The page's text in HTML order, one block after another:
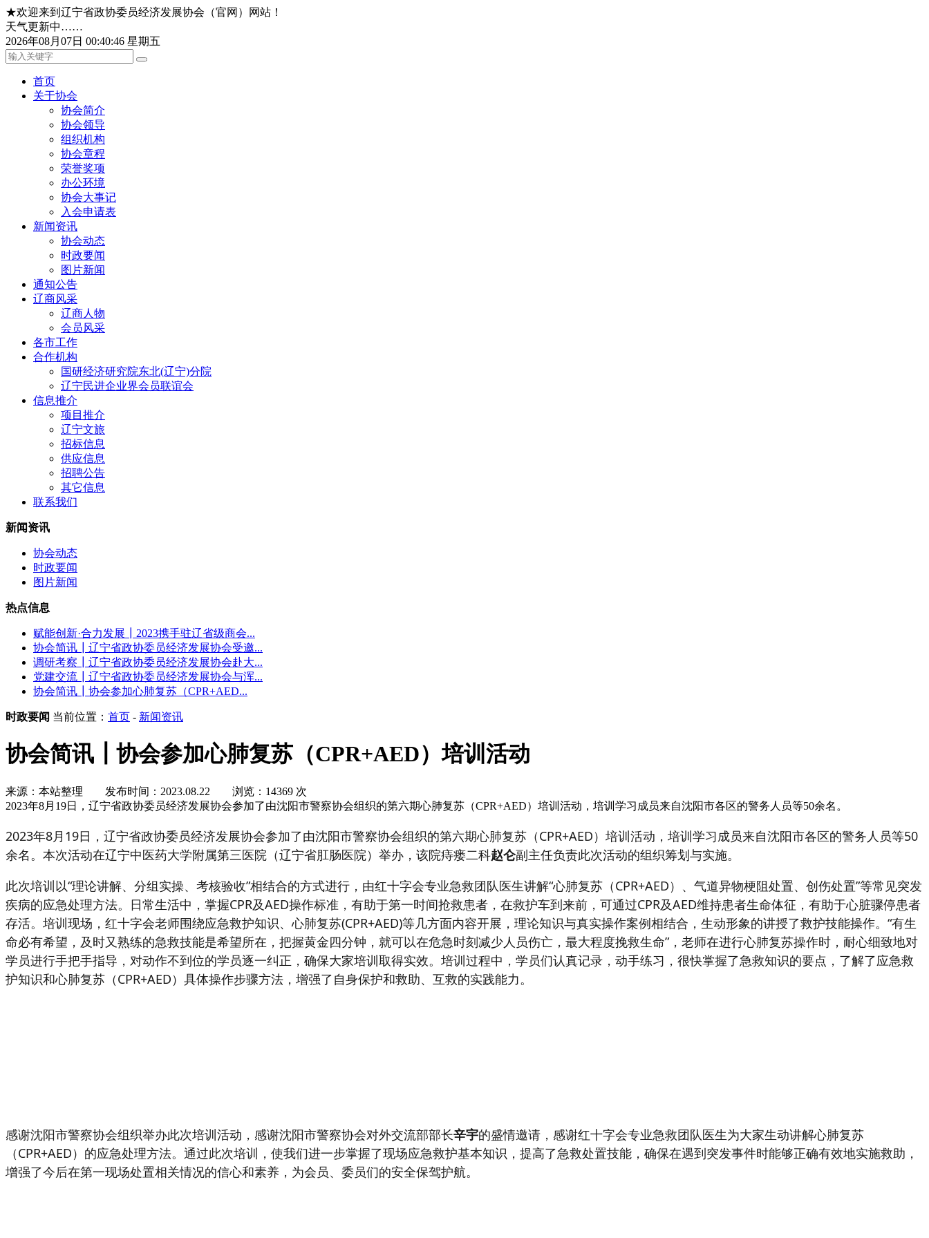
★欢迎来到辽宁省政协委员经济发展协会（官网）网站！
天气更新中……
2026年08月07日 00:40:46 星期五
首页
关于协会
协会简介
协会领导
组织机构
协会章程
荣誉奖项
办公环境
协会大事记
入会申请表
新闻资讯
协会动态
时政要闻
图片新闻
通知公告
辽商风采
辽商人物
会员风采
各市工作
合作机构
国研经济研究院东北(辽宁)分院
辽宁民进企业界会员联谊会
信息推介
项目推介
辽宁文旅
招标信息
供应信息
招聘公告
其它信息
联系我们
新闻资讯
协会动态
时政要闻
图片新闻
热点信息
赋能创新·合力发展┃2023携手驻辽省级商会...
协会简讯┃辽宁省政协委员经济发展协会受邀...
调研考察┃辽宁省政协委员经济发展协会赴大...
党建交流┃辽宁省政协委员经济发展协会与浑...
协会简讯┃协会参加心肺复苏（CPR+AED...
时政要闻 当前位置： 首页 - 新闻资讯
协会简讯┃协会参加心肺复苏（CPR+AED）培训活动
来源：本站整理 发布时间：2023.08.22 浏览：14369 次
2023年8月19日，辽宁省政协委员经济发展协会参加了由沈阳市警察协会组织的第六期心肺复苏（CPR+AED）培训活动，培训学习成员来自沈阳市各区的警务人员等50余名。
2023年8月19日，辽宁省政协委员经济发展协会参加了由沈阳市警察协会组织的第六期心肺复苏（CPR+AED）培训活动，培训学习成员来自沈阳市各区的警务人员等50
余名。本次活动在辽宁中医药大学附属第三医院（辽宁省肛肠医院）举办，该院痔瘘二科赵仑副主任负责此次活动的组织筹划与实施。
此次培训以“理论讲解、分组实操、考核验收”相结合的方式进行，由红十字会专业急救团队医生讲解“心肺复苏（CPR+AED）、气道异物梗阻处置、创伤处置”等常见突发
疾病的应急处理方法。日常生活中，掌握CPR及AED操作标准，有助于第一时间抢救患者，在救护车到来前，可通过CPR及AED维持患者生命体征，有助于心脏骤停患者
存活。培训现场，红十字会老师围绕应急救护知识、心肺复苏(CPR+AED)等几方面内容开展，理论知识与真实操作案例相结合，生动形象的讲授了救护技能操作。“有生
命必有希望，及时又熟练的急救技能是希望所在，把握黄金四分钟，就可以在危急时刻减少人员伤亡，最大程度挽救生命”，老师在进行心肺复苏操作时，耐心细致地对
学员进行手把手指导，对动作不到位的学员逐一纠正，确保大家培训取得实效。培训过程中，学员们认真记录，动手练习，很快掌握了急救知识的要点，了解了应急救
护知识和心肺复苏（CPR+AED）具体操作步骤方法，增强了自身保护和救助、互救的实践能力。
感谢沈阳市警察协会组织举办此次培训活动， 感谢沈阳市警察协会对外交流部部长辛宇的盛情邀请， 感谢红十字会专业急救团队医生为大家生动讲解心肺复苏
（CPR+AED）的应急处理方法。通过此次培训，使我们进一步掌握了现场应急救护基本知识，提高了急救处置技能，确保在遇到突发事件时能够正确有效地实施救助，
增强了今后在第一现场处置相关情况的信心和素养，为会员、委员们的安全保驾护航。